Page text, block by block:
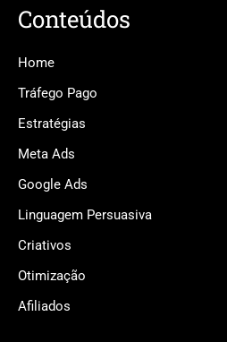
Conteúdos
Home
Tráfego Pago
Estratégias
Meta Ads
Google Ads
Linguagem Persuasiva
Criativos
Otimização
Afiliados